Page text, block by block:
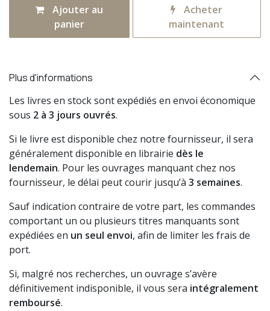
Ajouter au
panier
Acheter
maintenant
Plus d'informations
Les livres en stock sont expédiés en envoi économique
sous 2 à 3 jours ouvrés.
Si le livre est disponible chez notre fournisseur, il sera
généralement disponible en librairie dès le
lendemain. Pour les ouvrages manquant chez nos
fournisseur, le délai peut courir jusqu’à 3 semaines.
Sauf indication contraire de votre part, les commandes
comportant un ou plusieurs titres manquants sont
expédiées en un seul envoi, afin de limiter les frais de
port.
Si, malgré nos recherches, un ouvrage s’avère
définitivement indisponible, il vous sera intégralement
remboursé.